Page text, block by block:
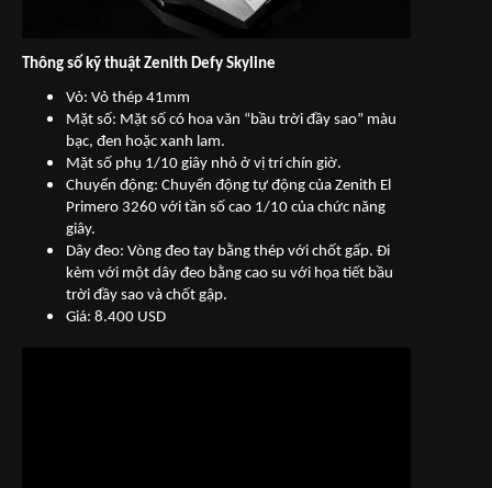
Thông số kỹ thuật Zenith Defy Skyline
Vỏ: Vỏ thép 41mm
Mặt số: Mặt số có hoa văn “bầu trời đầy sao” màu
bạc, đen hoặc xanh lam.
Mặt số phụ 1/10 giây nhỏ ở vị trí chín giờ.
Chuyển động: Chuyển động tự động của Zenith El
Primero 3260 với tần số cao 1/10 của chức năng
giây.
Dây đeo: Vòng đeo tay bằng thép với chốt gấp. Đi
kèm với một dây đeo bằng cao su với họa tiết bầu
trời đầy sao và chốt gập.
Giá: 8.400 USD